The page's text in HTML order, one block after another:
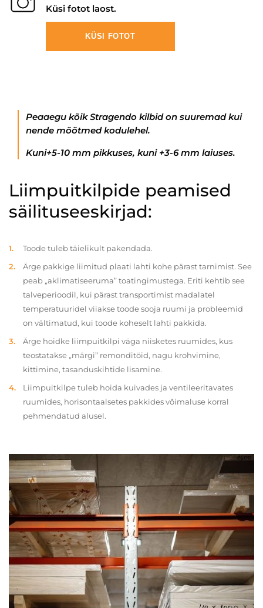
Küsi fotot laost.
KÜSI FOTOT
Peaaegu kõik Stragendo kilbid on suuremad kui
nende mõõtmed kodulehel.
Kuni+5-10 mm pikkuses, kuni +3-6 mm laiuses.
Liimpuitkilpide peamised
säilituseeskirjad:
Toode tuleb täielikult pakendada.
Ärge pakkige liimitud plaati lahti kohe pärast tarnimist. See
peab „aklimatiseeruma” toatingimustega. Eriti kehtib see
talveperioodil, kui pärast transportimist madalatel
temperatuuridel viiakse toode sooja ruumi ja probleemid
on vältimatud, kui toode koheselt lahti pakkida.
Ärge hoidke liimpuitkilpi väga niisketes ruumides, kus
teostatakse „märgi” remonditöid, nagu krohvimine,
kittimine, tasanduskihtide lisamine.
Liimpuitkilpe tuleb hoida kuivades ja ventileeritavates
ruumides, horisontaalsetes pakkides võimaluse korral
pehmendatud alusel.